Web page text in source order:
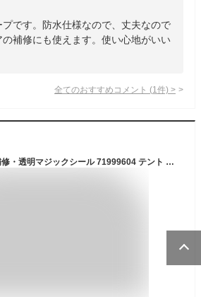
です。防水仕様なので、丈夫なので
の補修にも使えます。使い心地がいい
全てのおすすめコメント (1 件) >
ロゴス テント&タープ補修・透明マジックシール 71999604 テント タープ キャンプ用品